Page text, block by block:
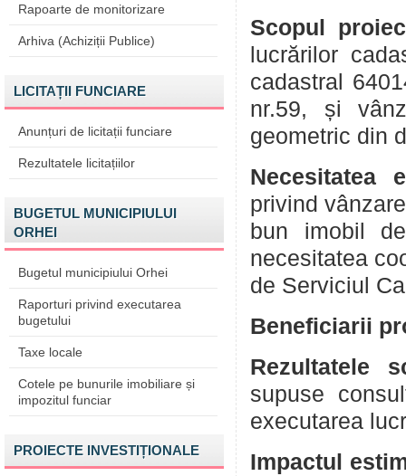
Rapoarte de monitorizare
Arhiva (Achiziții Publice)
LICITAȚII FUNCIARE
Anunțuri de licitații funciare
Rezultatele licitațiilor
BUGETUL MUNICIPIULUI
ORHEI
Bugetul municipiului Orhei
Raporturi privind executarea
bugetului
Taxe locale
Cotele pe bunurile imobiliare și
impozitul funciar
PROIECTE INVESTIȚIONALE
Scopul
lucrărilor
cadastral
nr.59, și
geometric din
Necesitatea
privind
bun imobil
necesitatea
de Serviciul
Beneficiarii
Rezultatele
supuse
executarea
Impactul